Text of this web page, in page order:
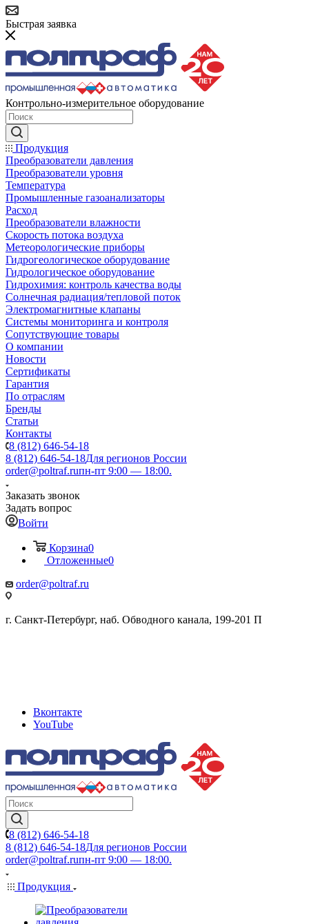
Быстрая заявка
Контрольно-измерительное оборудование
Продукция
Преобразователи давления
Преобразователи уровня
Температура
Промышленные газоанализаторы
Расход
Преобразователи влажности
Скорость потока воздуха
Метеорологические приборы
Гидрогеологическое оборудование
Гидрологическое оборудование
Гидрохимия: контроль качества воды
Солнечная радиация/тепловой поток
Электромагнитные клапаны
Системы мониторинга и контроля
Сопутствующие товары
О компании
Новости
Сертификаты
Гарантия
По отраслям
Бренды
Статьи
Контакты
8 (812) 646-54-18
8 (812) 646-54-18Для регионов России
order@poltraf.ruпн-пт 9:00 — 18:00.
Заказать звонок
Задать вопрос
Войти
Корзина0
Отложенные0
order@poltraf.ru
г. Санкт-Петербург, наб. Обводного канала, 199-201 П
Вконтакте
YouTube
8 (812) 646-54-18
8 (812) 646-54-18Для регионов России
order@poltraf.ruпн-пт 9:00 — 18:00.
Продукция